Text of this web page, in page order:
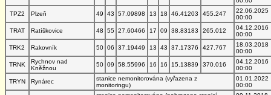
TPZ2
Plzeň 49 43 57.09898 13 18 46.41203 455.247
22.06.2025
00:00
TRAT
Ratíškovice 48 55 27.60466 17 09 38.83183 265.012
04.12.2016
00:00
TRK2
Rakovník 50 06 37.19449 13 43 37.17376 427.767
18.03.2018
00:00
TRNK
Rychnov nad
Kněžnou
50 09 58.55996 16 16 15.13839 370.016
04.12.2016
00:00
TRYN
Rynárec
stanice nemonitorována (vyřazena z
monitoringu)
01.01.2022
00:00